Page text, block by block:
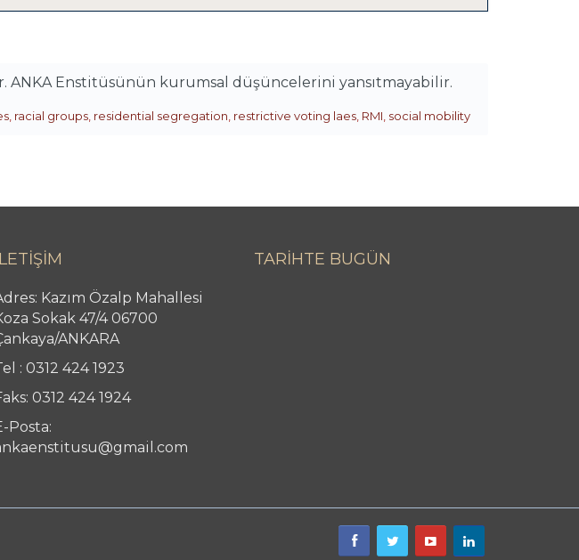
ANKA Enstitüsünün kurumsal düşüncelerini yansıtmayabilir.
racial groups residential segregation restrictive voting laes RMI social mobility
Kazım Özalp Mahallesi
Sokak 47/4 06700
ANKARA
: 0312 424 1923
0312 424 1924
Posta:
TARİHTE BUGÜN